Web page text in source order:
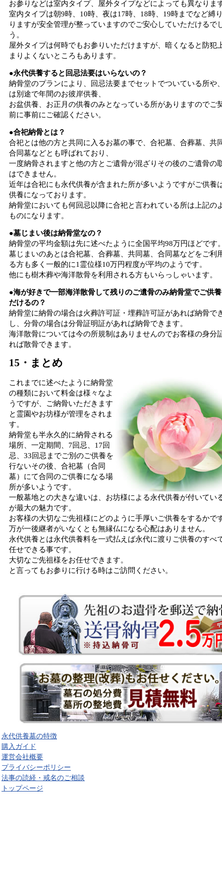
お参りなどは室内タイプ、屋外タイプなどによっても異なりま
室内タイプは朝9時、10時、夜は17時、18時、19時までなど縛
りますが安全管理が整っていますのでご安心していただけるで
う。
屋外タイプは何時でもお参りいただけますが、暗くなると防犯
まりよくないところもあります。
●永代供養すると回忌法要はいらないの？
納骨堂のプランにより、回忌法要までセットでついている所や
は別途で年間のお彼岸供養、
お盆供養、お正月の供養のみとなっている所がありますのでご
前に事前にご確認ください。
●合祀納骨とは？
合祀とは他の方と共同に入るお墓の事で、合祀墓、合葬墓、共
合同墓などとも呼ばれており、
一度納骨されますと他の方とご遺骨が混ざりその後のご遺骨の
はできません。
近年は合祀にも永代供養が含まれた所が多いようですがご供養
供養になっております。
納骨堂においても何回忌以降に合祀と言われている所は上記の
ものになります。
●墓じまい後は納骨堂なの？
納骨堂の平均金額は先に述べたように全国平均98万円ほどです
墓じまいのあとは合祀墓、合葬墓、共同墓、合同墓などをご利
る方も多く一般的に1霊位様10万円程度が平均のようです。
他にも樹木葬や海洋散骨を利用される方もいらっしゃいます。
●海が好きで一部海洋散骨して残りのご遺骨のみ納骨堂でご供
だけるの？
納骨堂に納骨の場合は火葬許可証・埋葬許可証があれば納骨で
し、分骨の場合は分骨証明証があれば納骨できます。
海洋散骨については今の所規制はありませんのでお客様の身分
れば散骨できます。
15・まとめ
これまでに述べたように納骨堂
の種類において料金は様々なよ
うですが、ご納骨いただきます
と霊園やお坊様が管理をされま
す。
納骨堂も半永久的に納骨される
場所、一定期間、7回忌、17回
忌、33回忌までご別のご供養を
行ないその後、合祀墓（合同
墓）にて合同のご供養になる場
所が多いようです。
一般墓地との大きな違いは、お坊様による永代供養が付いてい
が最大の魅力です。
お客様の大切なご先祖様にどのように手厚いご供養をするかで
万が一後継者がいなくとも無縁仏になる心配はありません。
永代供養とは永代供養料を一式払えば永代に渡りご供養のすべ
任せできる事です。
大切なご先祖様をお任せできます。
と言ってもお参りに行ける時はご訪問ください。
永代供養墓の特徴
購入ガイド
運営会社概要
プライバシーポリシー
法事の読経・戒名のご相談
トップページ